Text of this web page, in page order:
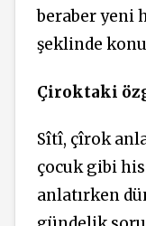
beraber yeni
şeklinde
Çiroktaki
Sîtî, çîrok
çocuk gibi
anlatırken